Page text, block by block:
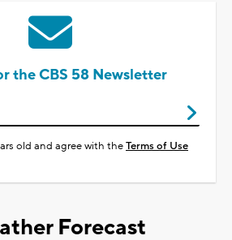
the CBS 58 Newsletter
old and agree with theTerms of Use
Forecast